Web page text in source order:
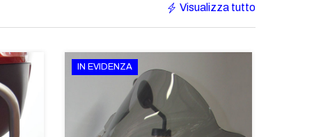
Visualizza tutto
IN EVIDENZA